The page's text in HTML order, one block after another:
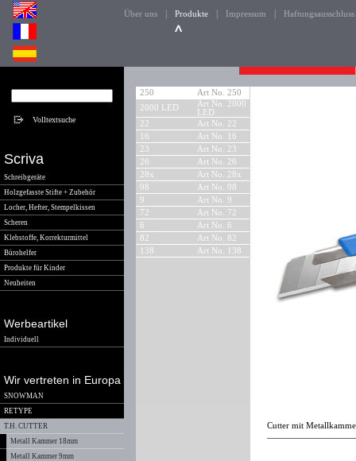
Über uns Produkte Impressum Haftungsausschluss
Scriva
Schreibgeräte
Holzgefasste Stifte + Zubehör
Locher, Hefter, Stempelkissen
Scheren
Klebstoffe, Korrekturmittel
Bürohelfer
Produkte für Kinder
Neuheiten
Werbeartikel
Individuell
Wir vertreten in Europa
SNOWMAN
RETYPE
T.H. CUTTER
Metall Kammer 18mm
Metall Kammer 9mm
250
Art No. 250
2000 LED
Art No. 2000
LED
22
Art No. 22
16
Art No. 16
23
Art No. 23
26
Art No. 26
28x
Art No. 28x
98
Art No. 98
9
Art No. 9
72
Art No. 72
6
Art No. 6
82
Art No. 82
138
Art No. 138
Cutter mit